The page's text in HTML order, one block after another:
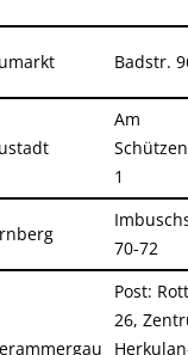
Badstr.
Am
1
70-72
Post:
26,